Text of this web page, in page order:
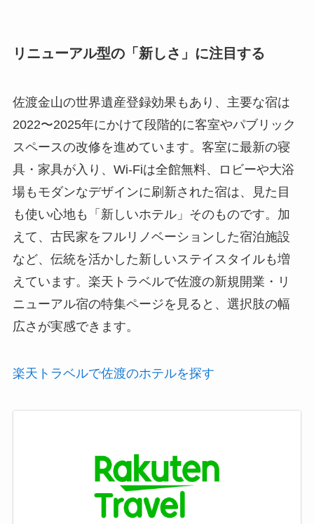
リニューアル型の「新しさ」に注目する
佐渡金山の世界遺産登録効果もあり、主要な宿は
2022〜2025年にかけて段階的に客室やパブリック
スペースの改修を進めています。客室に最新の寝
具・家具が入り、Wi-Fiは全館無料、ロビーや大浴
場もモダンなデザインに刷新された宿は、見た目
も使い心地も「新しいホテル」そのものです。加
えて、古民家をフルリノベーションした宿泊施設
など、伝統を活かした新しいステイスタイルも増
えています。楽天トラベルで佐渡の新規開業・リ
ニューアル宿の特集ページを見ると、選択肢の幅
広さが実感できます。
楽天トラベルで佐渡のホテルを探す